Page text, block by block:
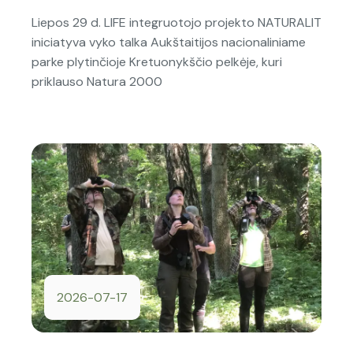
Liepos 29 d. LIFE integruotojo projekto NATURALIT
iniciatyva vyko talka Aukštaitijos nacionaliniame
parke plytinčioje Kretuonykščio pelkėje, kuri
priklauso Natura 2000
2026-07-17